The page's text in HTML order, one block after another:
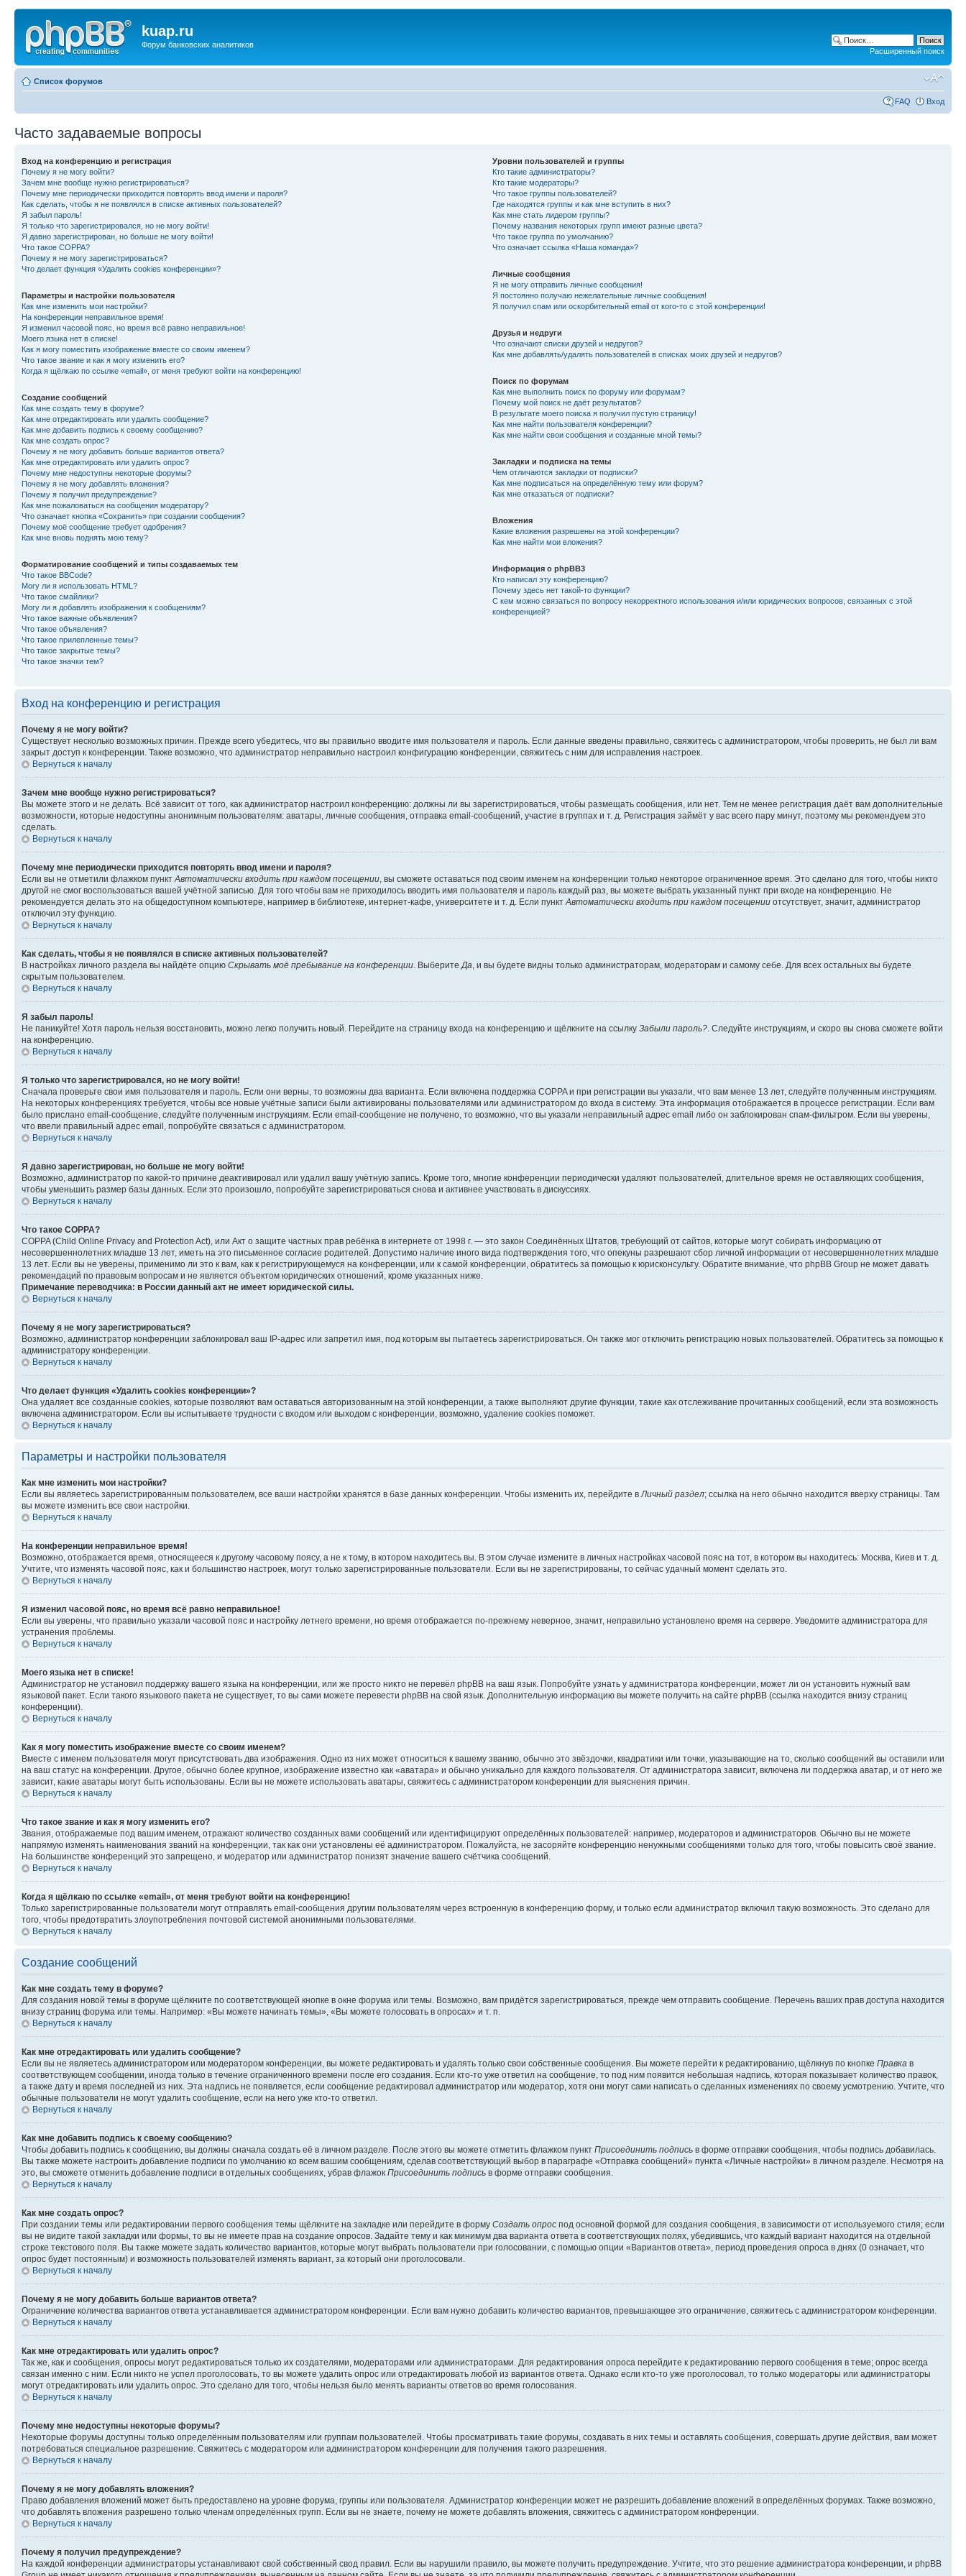
kuap.ru
Форум банковских аналитиков
Расширенный поиск
Список форумов
FAQ Вход
Часто задаваемые вопросы
Вход на конференцию и регистрация
Почему я не могу войти?
Зачем мне вообще нужно регистрироваться?
Почему мне периодически приходится повторять ввод имени и пароля?
Как сделать, чтобы я не появлялся в списке активных пользователей?
Я забыл пароль!
Я только что зарегистрировался, но не могу войти!
Я давно зарегистрирован, но больше не могу войти!
Что такое COPPA?
Почему я не могу зарегистрироваться?
Что делает функция «Удалить cookies конференции»?
Параметры и настройки пользователя
Как мне изменить мои настройки?
На конференции неправильное время!
Я изменил часовой пояс, но время всё равно неправильное!
Моего языка нет в списке!
Как я могу поместить изображение вместе со своим именем?
Что такое звание и как я могу изменить его?
Когда я щёлкаю по ссылке «email», от меня требуют войти на конференцию!
Создание сообщений
Как мне создать тему в форуме?
Как мне отредактировать или удалить сообщение?
Как мне добавить подпись к своему сообщению?
Как мне создать опрос?
Почему я не могу добавить больше вариантов ответа?
Как мне отредактировать или удалить опрос?
Почему мне недоступны некоторые форумы?
Почему я не могу добавлять вложения?
Почему я получил предупреждение?
Как мне пожаловаться на сообщения модератору?
Что означает кнопка «Сохранить» при создании сообщения?
Почему моё сообщение требует одобрения?
Как мне вновь поднять мою тему?
Форматирование сообщений и типы создаваемых тем
Что такое BBCode?
Могу ли я использовать HTML?
Что такое смайлики?
Могу ли я добавлять изображения к сообщениям?
Что такое важные объявления?
Что такое объявления?
Что такое прилепленные темы?
Что такое закрытые темы?
Что такое значки тем?
Уровни пользователей и группы
Кто такие администраторы?
Кто такие модераторы?
Что такое группы пользователей?
Где находятся группы и как мне вступить в них?
Как мне стать лидером группы?
Почему названия некоторых групп имеют разные цвета?
Что такое группа по умолчанию?
Что означает ссылка «Наша команда»?
Личные сообщения
Я не могу отправить личные сообщения!
Я постоянно получаю нежелательные личные сообщения!
Я получил спам или оскорбительный email от кого-то с этой конференции!
Друзья и недруги
Что означают списки друзей и недругов?
Как мне добавлять/удалять пользователей в списках моих друзей и недругов?
Поиск по форумам
Как мне выполнить поиск по форуму или форумам?
Почему мой поиск не даёт результатов?
В результате моего поиска я получил пустую страницу!
Как мне найти пользователя конференции?
Как мне найти свои сообщения и созданные мной темы?
Закладки и подписка на темы
Чем отличаются закладки от подписки?
Как мне подписаться на определённую тему или форум?
Как мне отказаться от подписки?
Вложения
Какие вложения разрешены на этой конференции?
Как мне найти мои вложения?
Информация о phpBB3
Кто написал эту конференцию?
Почему здесь нет такой-то функции?
С кем можно связаться по вопросу некорректного использования и/или юридических вопросов, связанных с этой
конференцией?
Вход на конференцию и регистрация
Почему я не могу войти?
Существует несколько возможных причин. Прежде всего убедитесь, что вы правильно вводите имя пользователя и пароль. Если данные введены правильно, свяжитесь с администратором, чтобы проверить, не был ли вам
закрыт доступ к конференции. Также возможно, что администратор неправильно настроил конфигурацию конференции, свяжитесь с ним для исправления настроек.
Вернуться к началу
Зачем мне вообще нужно регистрироваться?
Вы можете этого и не делать. Всё зависит от того, как администратор настроил конференцию: должны ли вы зарегистрироваться, чтобы размещать сообщения, или нет. Тем не менее регистрация даёт вам дополнительные
возможности, которые недоступны анонимным пользователям: аватары, личные сообщения, отправка email-сообщений, участие в группах и т. д. Регистрация займёт у вас всего пару минут, поэтому мы рекомендуем это
сделать.
Вернуться к началу
Почему мне периодически приходится повторять ввод имени и пароля?
Если вы не отметили флажком пункт Автоматически входить при каждом посещении , вы сможете оставаться под своим именем на конференции только некоторое ограниченное время. Это сделано для того, чтобы никто
другой не смог воспользоваться вашей учётной записью. Для того чтобы вам не приходилось вводить имя пользователя и пароль каждый раз, вы можете выбрать указанный пункт при входе на конференцию. Не
рекомендуется делать это на общедоступном компьютере, например в библиотеке, интернет-кафе, университете и т. д. Если пункт Автоматически входить при каждом посещении отсутствует, значит, администратор
отключил эту функцию.
Вернуться к началу
Как сделать, чтобы я не появлялся в списке активных пользователей?
В настройках личного раздела вы найдёте опцию Скрывать моё пребывание на конференции . Выберите Да , и вы будете видны только администраторам, модераторам и самому себе. Для всех остальных вы будете
скрытым пользователем.
Вернуться к началу
Я забыл пароль!
Не паникуйте! Хотя пароль нельзя восстановить, можно легко получить новый. Перейдите на страницу входа на конференцию и щёлкните на ссылку Забыли пароль? . Следуйте инструкциям, и скоро вы снова сможете войти
на конференцию.
Вернуться к началу
Я только что зарегистрировался, но не могу войти!
Сначала проверьте свои имя пользователя и пароль. Если они верны, то возможны два варианта. Если включена поддержка COPPA и при регистрации вы указали, что вам менее 13 лет, следуйте полученным инструкциям.
На некоторых конференциях требуется, чтобы все новые учётные записи были активированы пользователями или администратором до входа в систему. Эта информация отображается в процессе регистрации. Если вам
было прислано email-сообщение, следуйте полученным инструкциям. Если email-сообщение не получено, то возможно, что вы указали неправильный адрес email либо он заблокирован спам-фильтром. Если вы уверены,
что ввели правильный адрес email, попробуйте связаться с администратором.
Вернуться к началу
Я давно зарегистрирован, но больше не могу войти!
Возможно, администратор по какой-то причине деактивировал или удалил вашу учётную запись. Кроме того, многие конференции периодически удаляют пользователей, длительное время не оставляющих сообщения,
чтобы уменьшить размер базы данных. Если это произошло, попробуйте зарегистрироваться снова и активнее участвовать в дискуссиях.
Вернуться к началу
Что такое COPPA?
COPPA (Child Online Privacy and Protection Act), или Акт о защите частных прав ребёнка в интернете от 1998 г. — это закон Соединённых Штатов, требующий от сайтов, которые могут собирать информацию от
несовершеннолетних младше 13 лет, иметь на это письменное согласие родителей. Допустимо наличие иного вида подтверждения того, что опекуны разрешают сбор личной информации от несовершеннолетних младше
13 лет. Если вы не уверены, применимо ли это к вам, как к регистрирующемуся на конференции, или к самой конференции, обратитесь за помощью к юрисконсульту. Обратите внимание, что phpBB Group не может давать
рекомендаций по правовым вопросам и не является объектом юридических отношений, кроме указанных ниже.
Примечание переводчика: в России данный акт не имеет юридической силы.
Вернуться к началу
Почему я не могу зарегистрироваться?
Возможно, администратор конференции заблокировал ваш IP-адрес или запретил имя, под которым вы пытаетесь зарегистрироваться. Он также мог отключить регистрацию новых пользователей. Обратитесь за помощью к
администратору конференции.
Вернуться к началу
Что делает функция «Удалить cookies конференции»?
Она удаляет все созданные cookies, которые позволяют вам оставаться авторизованным на этой конференции, а также выполняют другие функции, такие как отслеживание прочитанных сообщений, если эта возможность
включена администратором. Если вы испытываете трудности с входом или выходом с конференции, возможно, удаление cookies поможет.
Вернуться к началу
Параметры и настройки пользователя
Как мне изменить мои настройки?
Если вы являетесь зарегистрированным пользователем, все ваши настройки хранятся в базе данных конференции. Чтобы изменить их, перейдите в Личный раздел; ссылка на него обычно находится вверху страницы. Там
вы можете изменить все свои настройки.
Вернуться к началу
На конференции неправильное время!
Возможно, отображается время, относящееся к другому часовому поясу, а не к тому, в котором находитесь вы. В этом случае измените в личных настройках часовой пояс на тот, в котором вы находитесь: Москва, Киев и т. д.
Учтите, что изменять часовой пояс, как и большинство настроек, могут только зарегистрированные пользователи. Если вы не зарегистрированы, то сейчас удачный момент сделать это.
Вернуться к началу
Я изменил часовой пояс, но время всё равно неправильное!
Если вы уверены, что правильно указали часовой пояс и настройку летнего времени, но время отображается по-прежнему неверное, значит, неправильно установлено время на сервере. Уведомите администратора для
устранения проблемы.
Вернуться к началу
Моего языка нет в списке!
Администратор не установил поддержку вашего языка на конференции, или же просто никто не перевёл phpBB на ваш язык. Попробуйте узнать у администратора конференции, может ли он установить нужный вам
языковой пакет. Если такого языкового пакета не существует, то вы сами можете перевести phpBB на свой язык. Дополнительную информацию вы можете получить на сайте phpBB (ссылка находится внизу страниц
конференции).
Вернуться к началу
Как я могу поместить изображение вместе со своим именем?
Вместе с именем пользователя могут присутствовать два изображения. Одно из них может относиться к вашему званию, обычно это звёздочки, квадратики или точки, указывающие на то, сколько сообщений вы оставили или
на ваш статус на конференции. Другое, обычно более крупное, изображение известно как «аватара» и обычно уникально для каждого пользователя. От администратора зависит, включена ли поддержка аватар, и от него же
зависит, какие аватары могут быть использованы. Если вы не можете использовать аватары, свяжитесь с администратором конференции для выяснения причин.
Вернуться к началу
Что такое звание и как я могу изменить его?
Звания, отображаемые под вашим именем, отражают количество созданных вами сообщений или идентифицируют определённых пользователей: например, модераторов и администраторов. Обычно вы не можете
напрямую изменять наименования званий на конференции, так как они установлены её администратором. Пожалуйста, не засоряйте конференцию ненужными сообщениями только для того, чтобы повысить своё звание.
На большинстве конференций это запрещено, и модератор или администратор понизят значение вашего счётчика сообщений.
Вернуться к началу
Когда я щёлкаю по ссылке «email», от меня требуют войти на конференцию!
Только зарегистрированные пользователи могут отправлять email-сообщения другим пользователям через встроенную в конференцию форму, и только если администратор включил такую возможность. Это сделано для
того, чтобы предотвратить злоупотребления почтовой системой анонимными пользователями.
Вернуться к началу
Создание сообщений
Как мне создать тему в форуме?
Для создания новой темы в форуме щёлкните по соответствующей кнопке в окне форума или темы. Возможно, вам придётся зарегистрироваться, прежде чем отправить сообщение. Перечень ваших прав доступа находится
внизу страниц форума или темы. Например: «Вы можете начинать темы», «Вы можете голосовать в опросах» и т. п.
Вернуться к началу
Как мне отредактировать или удалить сообщение?
Если вы не являетесь администратором или модератором конференции, вы можете редактировать и удалять только свои собственные сообщения. Вы можете перейти к редактированию, щёлкнув по кнопке Правка в
соответствующем сообщении, иногда только в течение ограниченного времени после его создания. Если кто-то уже ответил на сообщение, то под ним появится небольшая надпись, которая показывает количество правок,
а также дату и время последней из них. Эта надпись не появляется, если сообщение редактировал администратор или модератор, хотя они могут сами написать о сделанных изменениях по своему усмотрению. Учтите, что
обычные пользователи не могут удалить сообщение, если на него уже кто-то ответил.
Вернуться к началу
Как мне добавить подпись к своему сообщению?
Чтобы добавить подпись к сообщению, вы должны сначала создать её в личном разделе. После этого вы можете отметить флажком пункт Присоединить подпись в форме отправки сообщения, чтобы подпись добавилась.
Вы также можете настроить добавление подписи по умолчанию ко всем вашим сообщениям, сделав соответствующий выбор в параграфе «Отправка сообщений» пункта «Личные настройки» в личном разделе. Несмотря на
это, вы сможете отменить добавление подписи в отдельных сообщениях, убрав флажок Присоединить подпись в форме отправки сообщения.
Вернуться к началу
Как мне создать опрос?
При создании темы или редактировании первого сообщения темы щёлкните на закладке или перейдите в форму Создать опрос под основной формой для создания сообщения, в зависимости от используемого стиля; если
вы не видите такой закладки или формы, то вы не имеете прав на создание опросов. Задайте тему и как минимум два варианта ответа в соответствующих полях, убедившись, что каждый вариант находится на отдельной
строке текстового поля. Вы также можете задать количество вариантов, которые могут выбрать пользователи при голосовании, с помощью опции «Вариантов ответа», период проведения опроса в днях (0 означает, что
опрос будет постоянным) и возможность пользователей изменять вариант, за который они проголосовали.
Вернуться к началу
Почему я не могу добавить больше вариантов ответа?
Ограничение количества вариантов ответа устанавливается администратором конференции. Если вам нужно добавить количество вариантов, превышающее это ограничение, свяжитесь с администратором конференции.
Вернуться к началу
Как мне отредактировать или удалить опрос?
Так же, как и сообщения, опросы могут редактироваться только их создателями, модераторами или администраторами. Для редактирования опроса перейдите к редактированию первого сообщения в теме; опрос всегда
связан именно с ним. Если никто не успел проголосовать, то вы можете удалить опрос или отредактировать любой из вариантов ответа. Однако если кто-то уже проголосовал, то только модераторы или администраторы
могут отредактировать или удалить опрос. Это сделано для того, чтобы нельзя было менять варианты ответов во время голосования.
Вернуться к началу
Почему мне недоступны некоторые форумы?
Некоторые форумы доступны только определённым пользователям или группам пользователей. Чтобы просматривать такие форумы, создавать в них темы и оставлять сообщения, совершать другие действия, вам может
потребоваться специальное разрешение. Свяжитесь с модератором или администратором конференции для получения такого разрешения.
Вернуться к началу
Почему я не могу добавлять вложения?
Право добавления вложений может быть предоставлено на уровне форума, группы или пользователя. Администратор конференции может не разрешить добавление вложений в определённых форумах. Также возможно,
что добавлять вложения разрешено только членам определённых групп. Если вы не знаете, почему не можете добавлять вложения, свяжитесь с администратором конференции.
Вернуться к началу
Почему я получил предупреждение?
На каждой конференции администраторы устанавливают свой собственный свод правил. Если вы нарушили правило, вы можете получить предупреждение. Учтите, что это решение администратора конференции, и phpBB